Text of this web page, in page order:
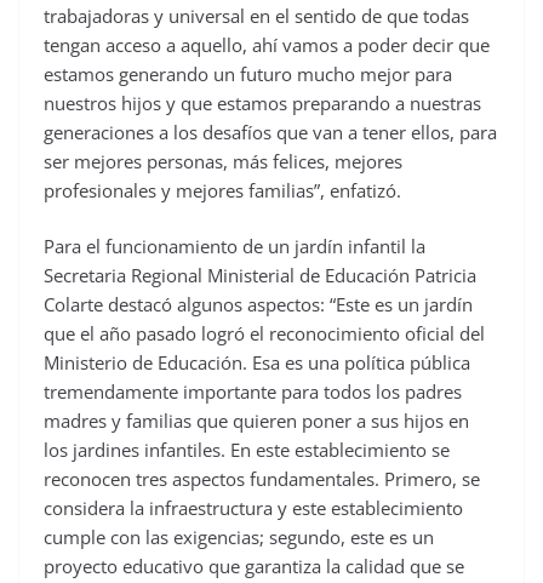
trabajadoras y universal en el sentido de que todas
tengan acceso a aquello, ahí vamos a poder decir que
estamos generando un futuro mucho mejor para
nuestros hijos y que estamos preparando a nuestras
generaciones a los desafíos que van a tener ellos, para
ser mejores personas, más felices, mejores
profesionales y mejores familias”, enfatizó.
Para el funcionamiento de un jardín infantil la
Secretaria Regional Ministerial de Educación Patricia
Colarte destacó algunos aspectos: “Este es un jardín
que el año pasado logró el reconocimiento oficial del
Ministerio de Educación. Esa es una política pública
tremendamente importante para todos los padres
madres y familias que quieren poner a sus hijos en
los jardines infantiles. En este establecimiento se
reconocen tres aspectos fundamentales. Primero, se
considera la infraestructura y este establecimiento
cumple con las exigencias; segundo, este es un
proyecto educativo que garantiza la calidad que se